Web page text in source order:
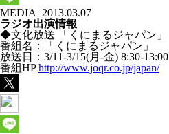
MEDIA
2013.03.07
ラジオ出演情報
◆文化放送 「くにまるジャパン」
番組名：「くにまるジャパン」
放送日：3/11-3/15(月-金) 8:30-13:00
番組HPhttp://www.joqr.co.jp/japan/